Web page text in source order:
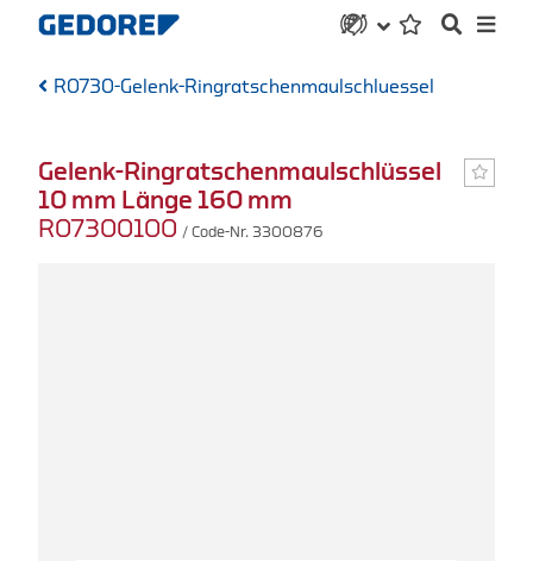
R0730-Gelenk-Ringratschenmaulschluessel
Gelenk-Ringratschenmaulschlüssel
10 mm Länge 160 mm
R07300100 / Code-Nr. 3300876